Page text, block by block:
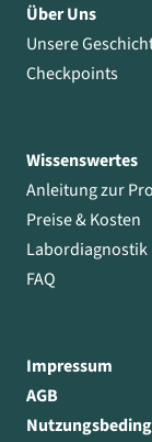
Über Uns
Unsere
Checkpoints
Wissenswertes
Anleitung zur
Preise & Kosten
Labordiagnostik
FAQ
Impressum
AGB